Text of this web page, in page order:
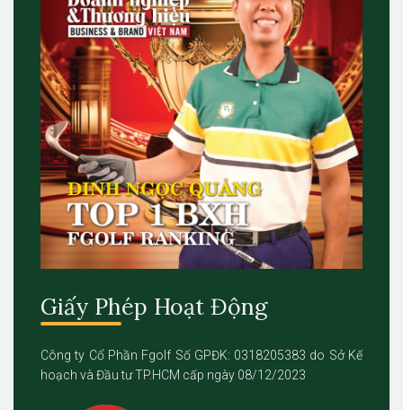
Giấy Phép Hoạt Động
Công ty Cổ Phần Fgolf Số GPĐK: 0318205383 do Sở Kế
hoạch và Đầu tư TP.HCM cấp ngày 08/12/2023